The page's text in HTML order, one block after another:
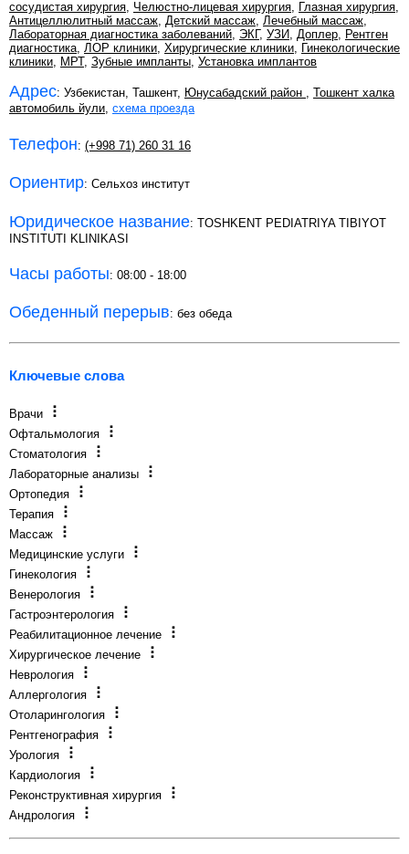
сосудистая хирургия, Челюстно-лицевая хирургия, Глазная хирургия,
Антицеллюлитный массаж, Детский массаж, Лечебный массаж,
Лабораторная диагностика заболеваний, ЭКГ, УЗИ, Доплер, Рентген
диагностика, ЛОР клиники, Хирургические клиники, Гинекологические
клиники, МРТ, Зубные импланты, Установка имплантов
Адрес: Узбекистан, Ташкент, Юнусабадский район , Тошкент халка
автомобиль йули, схема проезда
Телефон: (+998 71) 260 31 16
Ориентир: Сельхоз институт
Юридическое название: TOSHKENT PEDIATRIYA TIBIYOT
INSTITUTI KLINIKASI
Часы работы: 08:00 - 18:00
Обеденный перерыв: без обеда
Ключевые слова
Врачи
Офтальмология
Стоматология
Лабораторные анализы
Ортопедия
Терапия
Массаж
Медицинские услуги
Гинекология
Венерология
Гастроэнтерология
Реабилитационное лечение
Хирургическое лечение
Неврология
Аллергология
Отоларингология
Рентгенография
Урология
Кардиология
Реконструктивная хирургия
Андрология